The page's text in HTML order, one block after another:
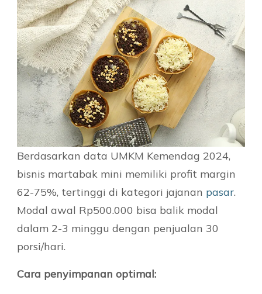
Berdasarkan data UMKM Kemendag 2024,
bisnis martabak mini memiliki profit margin
62-75%, tertinggi di kategori jajanan pasar.
Modal awal Rp500.000 bisa balik modal
dalam 2-3 minggu dengan penjualan 30
porsi/hari.
Cara penyimpanan optimal: